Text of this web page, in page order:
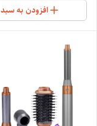
افزودن به سبد